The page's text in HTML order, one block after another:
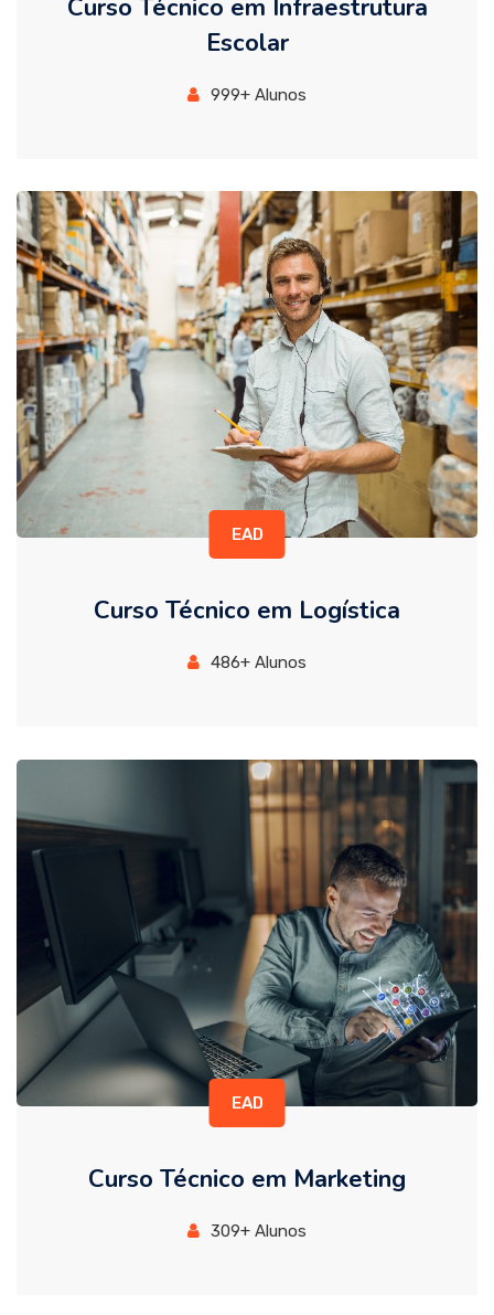
Curso Técnico em Infraestrutura
Escolar
999+ Alunos
EAD
Curso Técnico em Logística
486+ Alunos
EAD
Curso Técnico em Marketing
309+ Alunos